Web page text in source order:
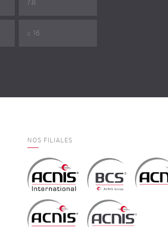
7.8
≥ 16
NOS FILIALES